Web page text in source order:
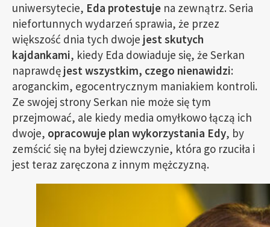
uniwersytecie, Eda protestuje na zewnątrz. Seria
niefortunnych wydarzeń sprawia, że ​​przez
większość dnia tych dwoje jest skutych
kajdankami, kiedy Eda dowiaduje się, że Serkan
naprawdę jest wszystkim, czego nienawidzi:
aroganckim, egocentrycznym maniakiem kontroli.
Ze swojej strony Serkan nie może się tym
przejmować, ale kiedy media omyłkowo łączą ich
dwoje, opracowuje plan wykorzystania Edy, by
zemścić się na byłej dziewczynie, która go rzuciła i
jest teraz zaręczona z innym mężczyzną.